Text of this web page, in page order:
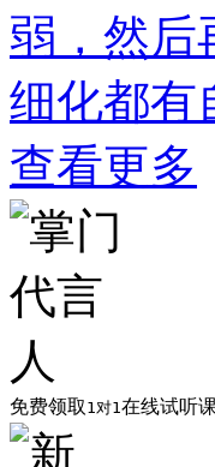
弱，然后
细化都有
查看更多
免费领取 1对1在线试听